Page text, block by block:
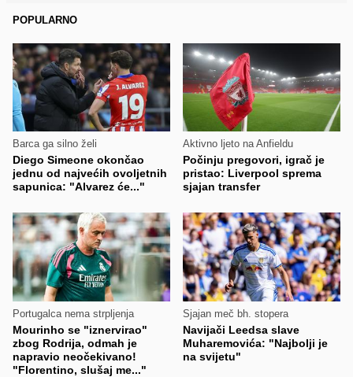
POPULARNO
Barca ga silno želi
Diego Simeone okončao
jednu od najvećih ovoljetnih
sapunica: "Alvarez će..."
Aktivno ljeto na Anfieldu
Počinju pregovori, igrač je
pristao: Liverpool sprema
sjajan transfer
Portugalca nema strpljenja
Mourinho se "iznervirao"
zbog Rodrija, odmah je
napravio neočekivano!
"Florentino, slušaj me..."
Sjajan meč bh. stopera
Navijači Leedsa slave
Muharemovića: "Najbolji je
na svijetu"